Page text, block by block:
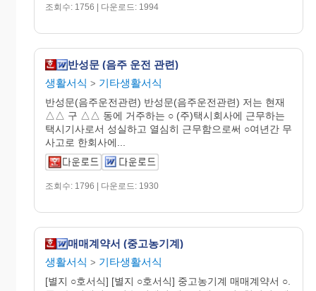
조회수: 1756 | 다운로드: 1994
반성문 (음주 운전 관련)
생활서식 > 기타생활서식
반성문(음주운전관련) 반성문(음주운전관련) 저는 현재
△△ 구 △△ 동에 거주하는 ○ (주)택시회사에 근무하는
택시기사로서 성실하고 열심히 근무함으로써 ○여년간 무
사고로 한회사에...
조회수: 1796 | 다운로드: 1930
매매계약서 (중고농기계)
생활서식 > 기타생활서식
[별지 ○호서식] [별지 ○호서식] 중고농기계 매매계약서 ○.